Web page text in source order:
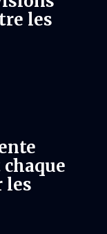
les
les